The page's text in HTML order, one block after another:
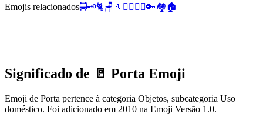
Emojis relacionados🚍🗝️🐈🪑 🚶 🧖‍♂️ 🧖‍♀️🔑🏘️🏠
Significado de 🚪 Porta Emoji
Emoji de Porta pertence à categoria Objetos, subcategoria Uso
doméstico. Foi adicionado em 2010 na Emoji Versão 1.0.